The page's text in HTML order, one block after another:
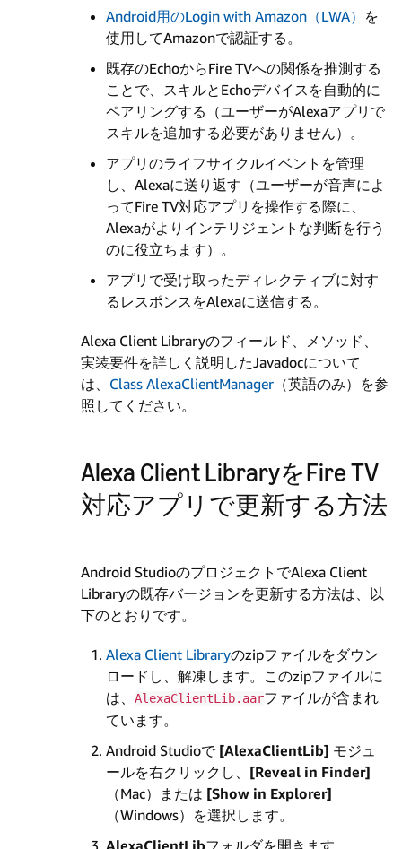
Android用のLogin with Amazon（LWA） を
使用してAmazonで認証する。
既存のEchoからFire TVへの関係を推測する
ことで、スキルとEchoデバイスを自動的に
ペアリングする（ユーザーがAlexaアプリで
スキルを追加する必要がありません）。
アプリのライフサイクルイベントを管理
し、Alexaに送り返す（ユーザーが音声によ
ってFire TV対応アプリを操作する際に、
Alexaがよりインテリジェントな判断を行う
のに役立ちます）。
アプリで受け取ったディレクティブに対す
るレスポンスをAlexaに送信する。
Alexa Client Libraryのフィールド、メソッド、
実装要件を詳しく説明したJavadocについて
は、 Class AlexaClientManager （英語のみ）を参
照してください。
Alexa Client LibraryをFire TV
対応アプリで更新する方法
Android StudioのプロジェクトでAlexa Client
Libraryの既存バージョンを更新する方法は、以
下のとおりです。
Alexa Client Libraryのzipファイルをダウン
ロードし、解凍します。このzipファイルに
は、
AlexaClientLib.aarファイルが含まれ
ています。
Android Studioで [AlexaClientLib] モジュ
ールを右クリックし、 [Reveal in Finder]
（Mac）または [Show in Explorer]
（Windows）を選択します。
AlexaClientLibフォルダを開きます。